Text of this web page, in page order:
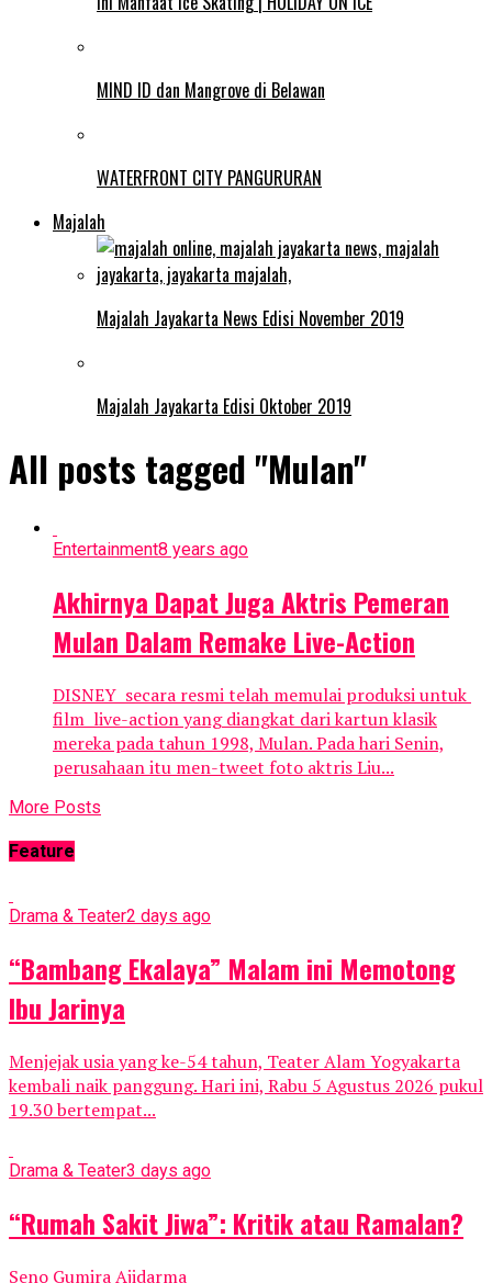
MIND ID dan Mangrove di Belawan
WATERFRONT CITY PANGURURAN
Majalah
Majalah Jayakarta News Edisi November 2019
Majalah Jayakarta Edisi Oktober 2019
All posts tagged "Mulan"
Entertainment8 years ago
Akhirnya Dapat Juga Aktris Pemeran
Mulan Dalam Remake Live-Action
DISNEY secara resmi telah memulai produksi untuk
film live-action yang diangkat dari kartun klasik
mereka pada tahun 1998, Mulan. Pada hari Senin,
perusahaan itu men-tweet foto aktris Liu...
More Posts
Feature
Drama & Teater2 days ago
“Bambang Ekalaya” Malam ini Memotong
Ibu Jarinya
Menjejak usia yang ke-54 tahun, Teater Alam Yogyakarta
kembali naik panggung. Hari ini, Rabu 5 Agustus 2026 pukul
19.30 bertempat...
Drama & Teater3 days ago
“Rumah Sakit Jiwa”: Kritik atau Ramalan?
Seno Gumira Ajidarma